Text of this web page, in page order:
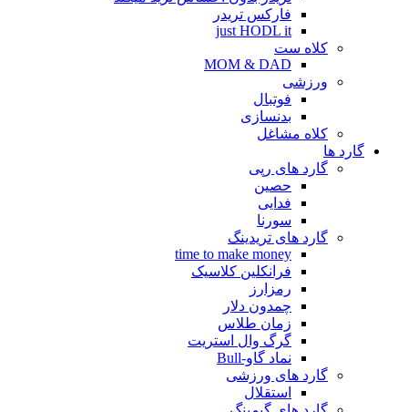
فارکس تریدر
just HODL it
کلاه ست
MOM & DAD
ورزشی
فوتبال
بدنسازی
کلاه مشاغل
گارد ها
گارد های رپی
حصین
فدایی
سورنا
گارد های تریدینگ
time to make money
فرانکلین کلاسیک
رمزارز
چمدون دلار
زمان طلاس
گرگ وال استریت
نماد گاو-Bull
گارد های ورزشی
استقلال